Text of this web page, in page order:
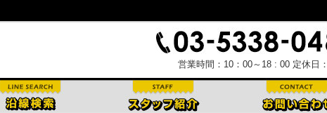
営業時間：10：00～18 : 00 定休日